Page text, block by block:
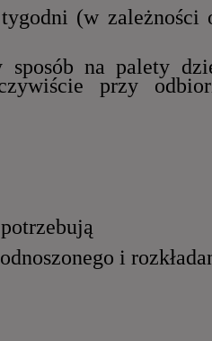
(w zależności
sposób na palety
przy
i